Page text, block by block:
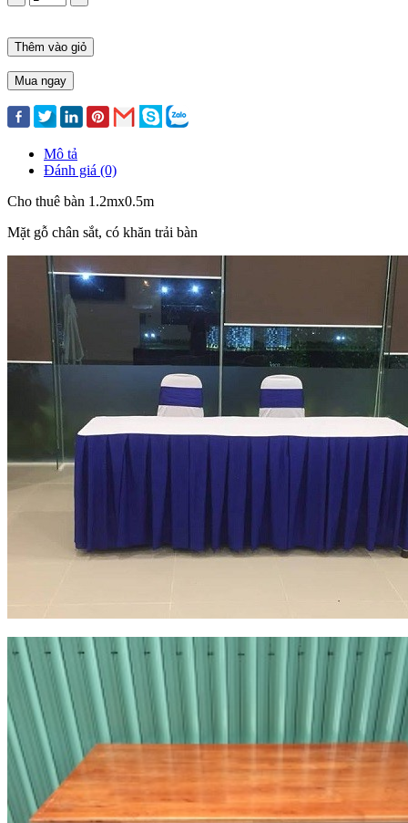
Thêm vào giỏ
Mua ngay
Mô tả
Đánh giá (0)
Cho thuê bàn 1.2mx0.5m
Mặt gỗ chân sắt, có khăn trải bàn